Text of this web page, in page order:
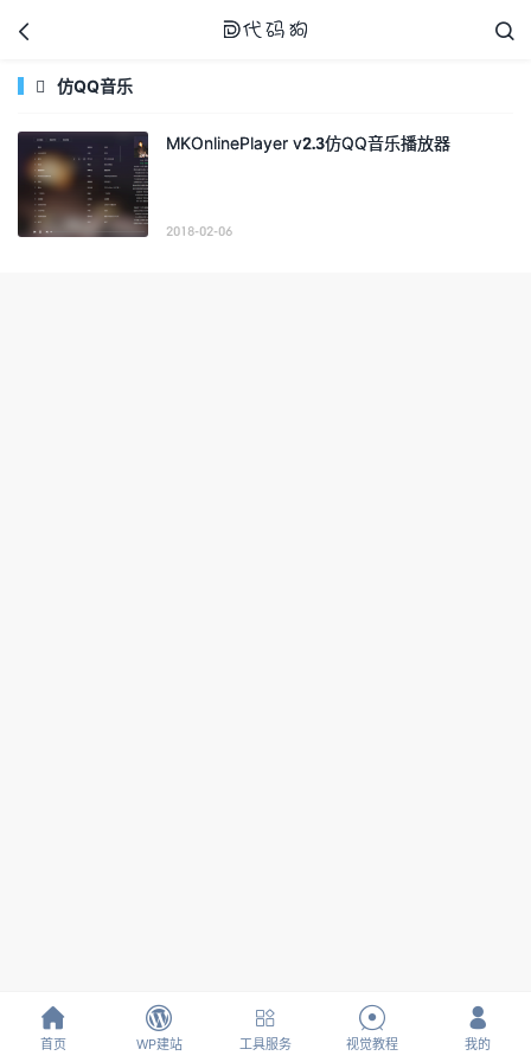

 
 仿QQ音乐
MKOnlinePlayer v2.3仿QQ音乐播放器
2018-02-06

首页

WP建站

工具服务

视觉教程

我的